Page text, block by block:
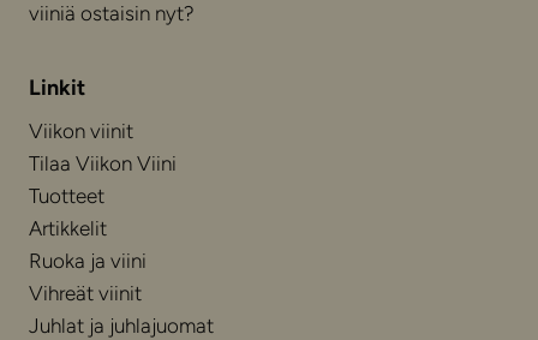
viiniä ostaisin nyt?
Linkit
Viikon viinit
Tilaa Viikon Viini
Tuotteet
Artikkelit
Ruoka ja viini
Vihreät viinit
Juhlat ja juhlajuomat